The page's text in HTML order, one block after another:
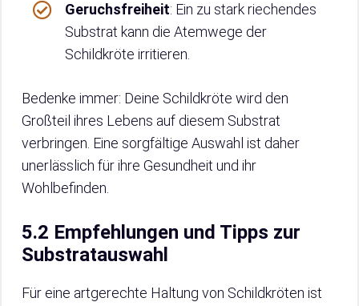
Geruchsfreiheit: Ein zu stark riechendes
Substrat kann die Atemwege der
Schildkröte irritieren.
Bedenke immer: Deine Schildkröte wird den
Großteil ihres Lebens auf diesem Substrat
verbringen. Eine sorgfältige Auswahl ist daher
unerlässlich für ihre Gesundheit und ihr
Wohlbefinden.
5.2 Empfehlungen und Tipps zur
Substratauswahl
Für eine artgerechte Haltung von Schildkröten ist